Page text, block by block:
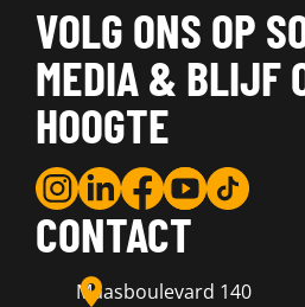
VOLG ONS OP
MEDIA & BLIJF
HOOGTE
CONTACT
Maasboulevard 140